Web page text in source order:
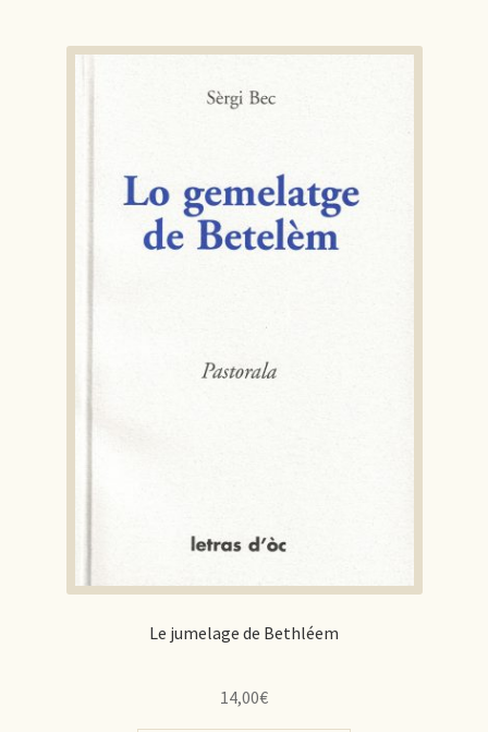
Le jumelage de Bethléem
14,00€